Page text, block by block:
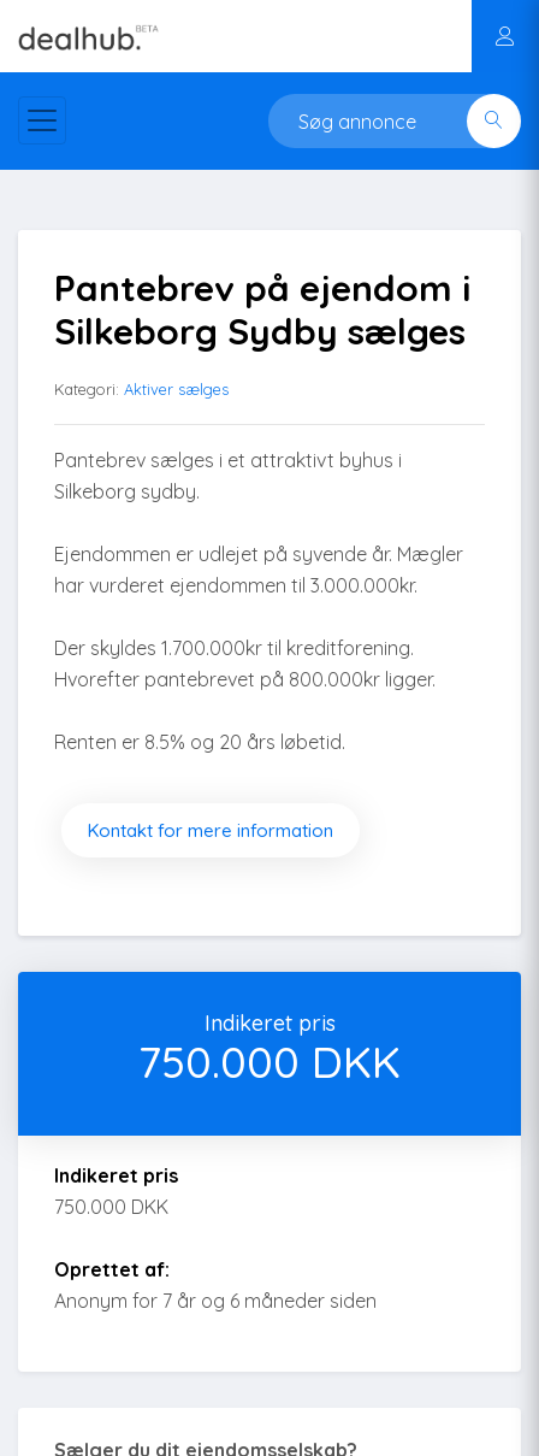
Pantebrev på ejendom i
Silkeborg Sydby sælges
Kategori: Aktiver sælges
Pantebrev sælges i et attraktivt byhus i
Silkeborg sydby.
Ejendommen er udlejet på syvende år. Mægler
har vurderet ejendommen til 3.000.000kr.
Der skyldes 1.700.000kr til kreditforening.
Hvorefter pantebrevet på 800.000kr ligger.
Renten er 8.5% og 20 års løbetid.
Kontakt for mere information
Indikeret pris
750.000 DKK
Indikeret pris
750.000 DKK
Oprettet af:
Anonym for 7 år og 6 måneder siden
Sælger du dit ejendomsselskab?